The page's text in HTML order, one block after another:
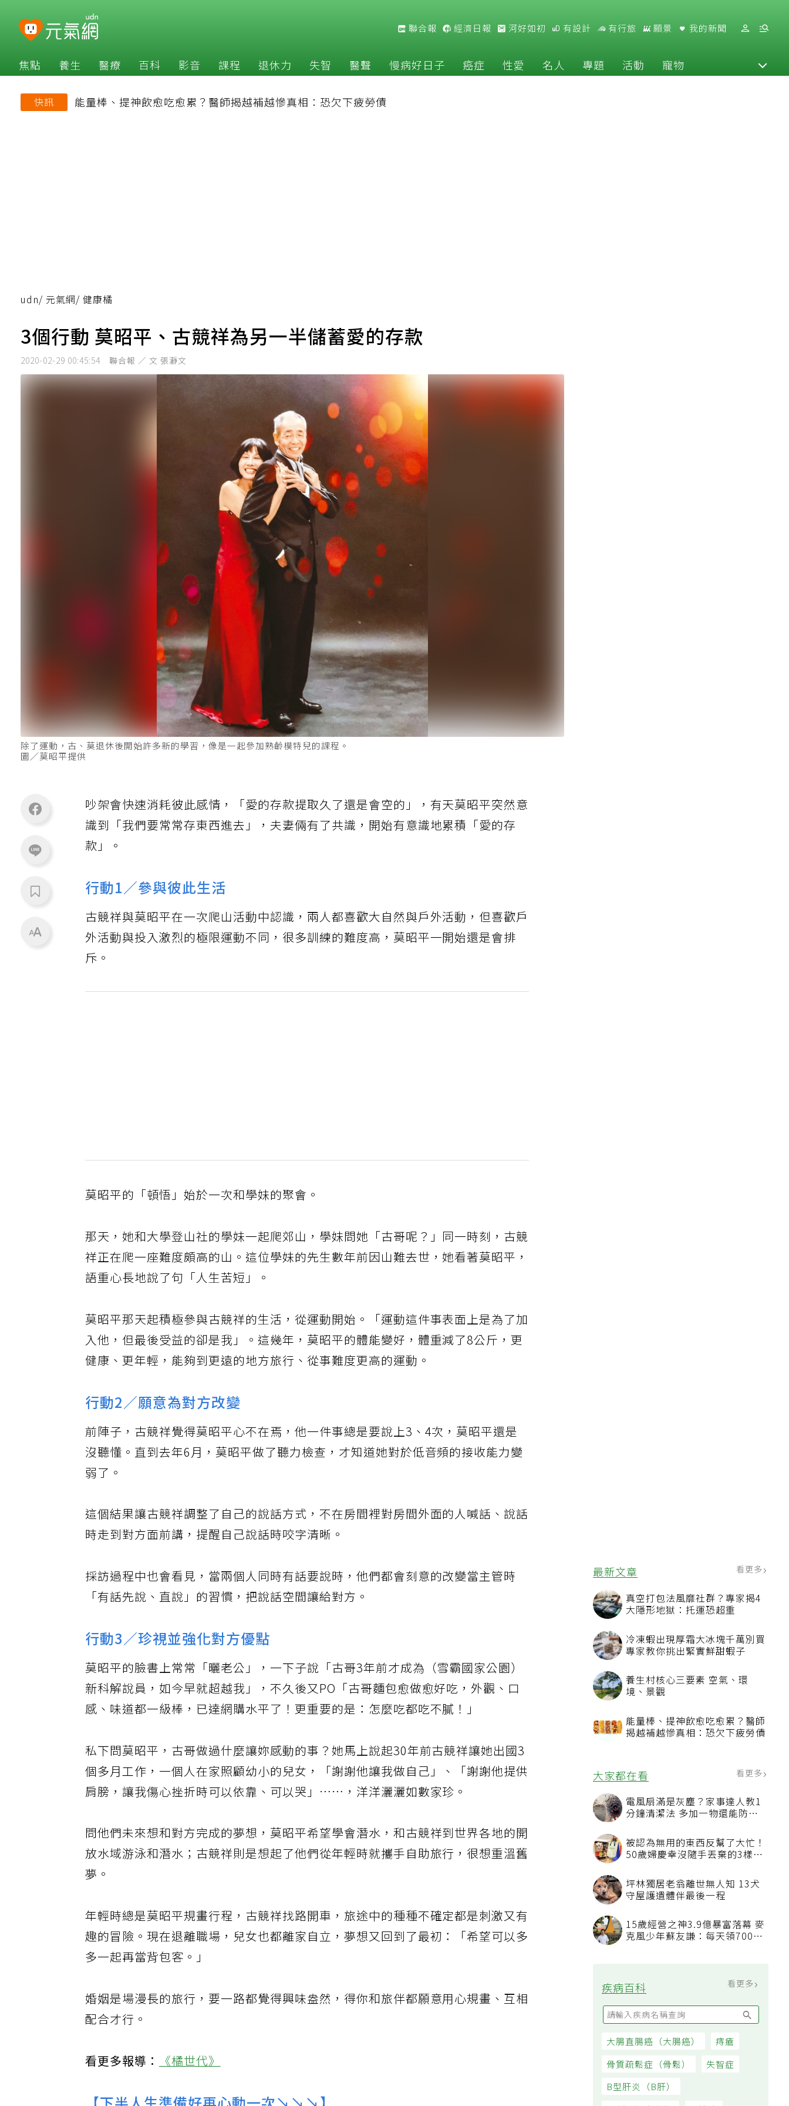
聯合報 經濟日報 河好如初 有設計 有行旅 願景 我的新聞
焦點 養生 醫療 百科 影音 課程 退休力 失智 醫聲 慢病好日子 癌症 性愛 名人 專題 活動 寵物
快訊 能量棒、提神飲愈吃愈累？醫師揭越補越慘真相：恐欠下疲勞債
最新文章 看更多
真空打包法風靡社群？專家揭4
大隱形地獄：托運恐超重
冷凍蝦出現厚霜大冰塊千萬別買
專家教你挑出緊實鮮甜蝦子
養生村核心三要素 空氣、環
境、景觀
能量棒、提神飲愈吃愈累？醫師
揭越補越慘真相：恐欠下疲勞債
大家都在看
電風扇滿是灰塵？家事達人教1
被認為無用的東西反幫了大忙！
50歲婦慶幸沒隨手丟棄的3樣物
坪林獨居老翁離世無人知 13犬
守屋護遺體伴最後一程
15歲經營之神3.9億暴富落幕 麥
疾病百科
udn/ 元氣網/ 健康橘
3個行動 莫昭平、古競祥為另一半儲蓄愛的存款
2020-02-29 00:45:54 聯合報 ／ 文 張瀞文
除了運動，古、莫退休後開始許多新的學習，像是一起參加熟齡模特兒的課程。
圖／莫昭平提供
吵架會快速消耗彼此感情，「愛的存款提取久了還是會空的」，有天莫昭平突然意
識到「我們要常常存東西進去」，夫妻倆有了共識，開始有意識地累積「愛的存
款」。
行動1／參與彼此生活
古競祥與莫昭平在一次爬山活動中認識，兩人都喜歡大自然與戶外活動，但喜歡戶
外活動與投入激烈的極限運動不同，很多訓練的難度高，莫昭平一開始還是會排
斥。
莫昭平的「頓悟」始於一次和學妹的聚會。
那天，她和大學登山社的學妹一起爬郊山，學妹問她「古哥呢？」同一時刻，古競
祥正在爬一座難度頗高的山。這位學妹的先生數年前因山難去世，她看著莫昭平，
語重心長地說了句「人生苦短」。
莫昭平那天起積極參與古競祥的生活，從運動開始。「運動這件事表面上是為了加
入他，但最後受益的卻是我」。這幾年，莫昭平的體能變好，體重減了8公斤，更
健康、更年輕，能夠到更遠的地方旅行、從事難度更高的運動。
行動2／願意為對方改變
前陣子，古競祥覺得莫昭平心不在焉，他一件事總是要說上3、4次，莫昭平還是
沒聽懂。直到去年6月，莫昭平做了聽力檢查，才知道她對於低音頻的接收能力變
弱了。
這個結果讓古競祥調整了自己的說話方式，不在房間裡對房間外面的人喊話、說話
時走到對方面前講，提醒自己說話時咬字清晰。
採訪過程中也會看見，當兩個人同時有話要說時，他們都會刻意的改變當主管時
「有話先說、直說」的習慣，把說話空間讓給對方。
行動3／珍視並強化對方優點
莫昭平的臉書上常常「曬老公」，一下子說「古哥3年前才成為（雪霸國家公園）
新科解說員，如今早就超越我」，不久後又PO「古哥麵包愈做愈好吃，外觀、口
感、味道都一級棒，已達網購水平了！更重要的是：怎麼吃都吃不膩！」
私下問莫昭平，古哥做過什麼讓妳感動的事？她馬上說起30年前古競祥讓她出國3
個多月工作，一個人在家照顧幼小的兒女，「謝謝他讓我做自己」、「謝謝他提供
肩膀，讓我傷心挫折時可以依靠、可以哭」……，洋洋灑灑如數家珍。
問他們未來想和對方完成的夢想，莫昭平希望學會潛水，和古競祥到世界各地的開
放水域游泳和潛水；古競祥則是想起了他們從年輕時就攜手自助旅行，很想重溫舊
夢。
年輕時總是莫昭平規畫行程，古競祥找路開車，旅途中的種種不確定都是刺激又有
趣的冒險。現在退離職場，兒女也都離家自立，夢想又回到了最初：「希望可以多
多一起再當背包客。」
婚姻是場漫長的旅行，要一路都覺得興味盎然，得你和旅伴都願意用心規畫、互相
配合才行。
看更多報導：《橘世代》